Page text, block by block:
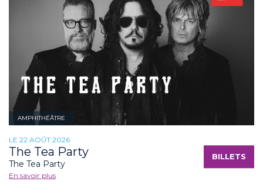
AMPHITHÉÂTRE
LE 22 AOÛT 2026
The Tea Party
The Tea Party
En savoir plus
BILLETS